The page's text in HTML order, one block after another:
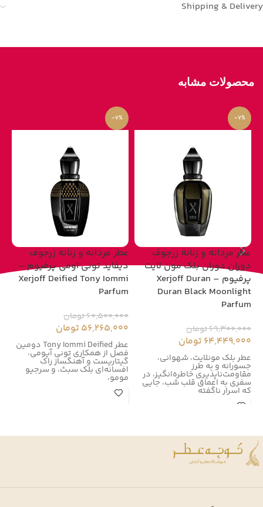
Shipping & Delivery
محصولات مشابه
-7%
عطر مردانه و زنانه زرجوف
دوران دوران بلک مون لایت
پرفیوم – Xerjoff Duran
Duran Black Moonlight
Parfum
69,300,000تومان
64,449,000 تومان
عطر بلک مونلایت، شهوانی،
جسورانه و به طرز
مقاومت‌ناپذیری خاطره‌انگیز، در
سفری به اعماق قلب شب، جایی
که اسرار ناگفته
-7%
عطر مردانه و زنانه زرجوف
دیفاید تونی اومی پرفیوم –
Xerjoff Deified Tony Iommi
Parfum
60,500,000تومان
56,265,000 تومان
عطر Tony Iommi Deified دومین
فصل از همکاری تونی آیومی،
گیتاریست و آهنگساز راک
افسانه‌ای بلک سبث، و سرجیو
مومو،